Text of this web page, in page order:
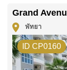
บริษัท
ค้นพบโอกาสใ
คุณ!
ติดต่อ
Grand
พัทยา
ID CP0160